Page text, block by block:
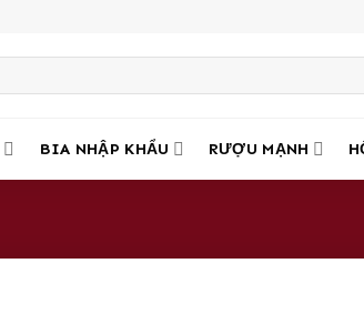
BIA NHẬP KHẨU RƯỢU MẠNH